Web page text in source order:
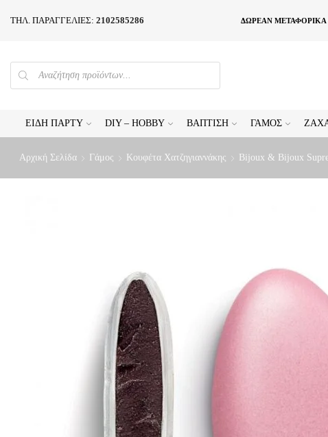
ΤΗΛ. ΠΑΡΑΓΓΕΛΙΕΣ: 2102585286 ΔΩΡΕΑΝ ΜΕΤΑΦΟΡΙΚΑ
PRODUCTS
SEARCH
ΕΊΔΗ ΠΆΡΤΥ DIY – HOBBY ΒΆΠΤΙΣΗ ΓΆΜΟΣ
Αρχική Σελίδα Γάμος Κουφέτα Χατζηγιαννάκης Bijoux & Bijoux